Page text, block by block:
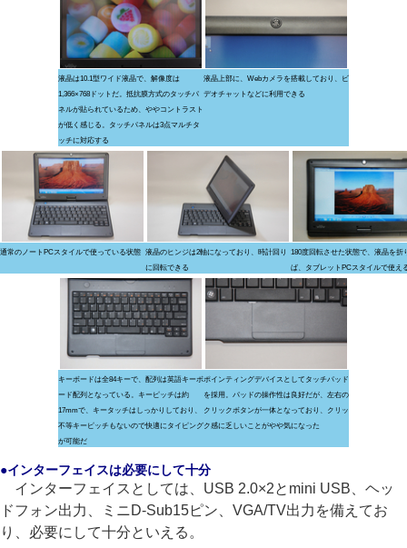
液晶は10.1型ワイド液晶で、解像度は
1,366×768ドットだ。抵抗膜方式のタッチパ
ネルが貼られているため、ややコントラスト
が低く感じる。タッチパネルは3点マルチタ
ッチに対応する
液晶上部に、Webカメラを搭載しており、ビ
デオチャットなどに利用できる
通常のノートPCスタイルで使っている状態 液晶のヒンジは2軸になっており、時計回り
に回転できる
180度回転させた状態で、液晶を折
ば、タブレットPCスタイルで使え
キーボードは全84キーで、配列は英語キーボ
ード配列となっている。キーピッチは約
17mmで、キータッチはしっかりしており、
不等キーピッチもないので快適にタイピング
が可能だ
ポインティングデバイスとしてタッチパッド
を採用。パッドの操作性は良好だが、左右の
クリックボタンが一体となっており、クリッ
ク感に乏しいことがやや気になった
●インターフェイスは必要にして十分
インターフェイ スとしては、USB 2.0×2とmini USB、ヘッ
ドフォン出力、ミニD-Sub15ピン、VGA/TV出力を備えてお
り、必要にして十分といえる。